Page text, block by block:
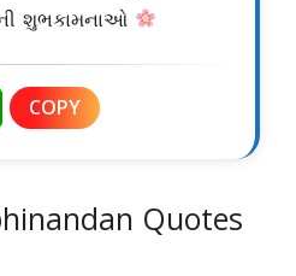
ની શુભકામનાઓ
COPY
Quotes